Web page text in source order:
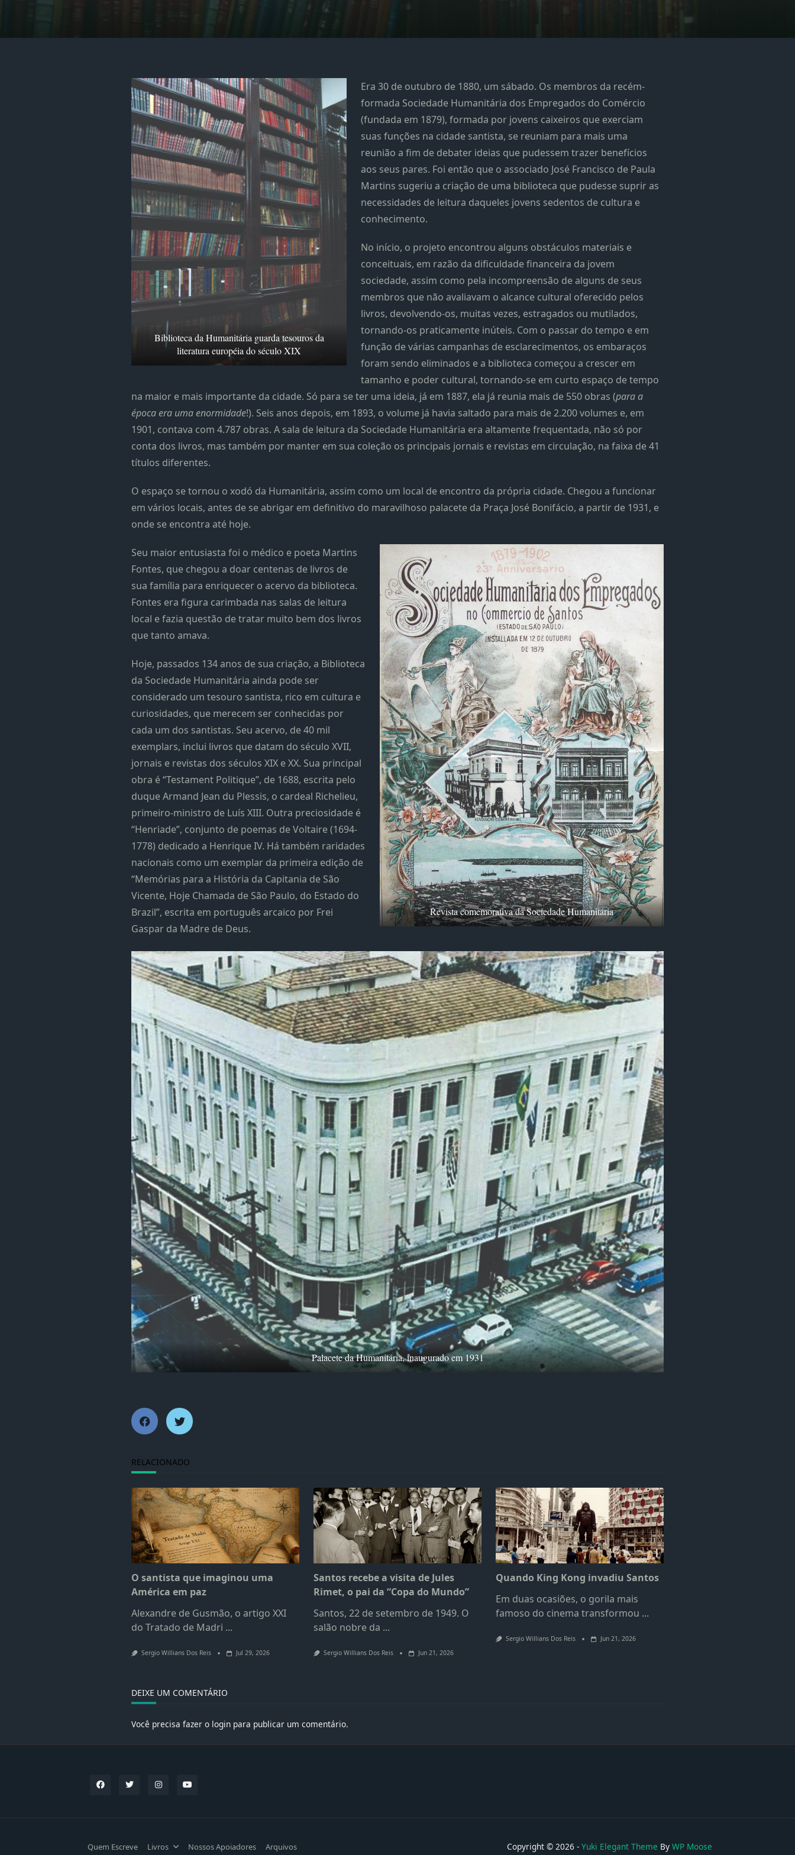
Biblioteca da Humanitária guarda tesouros da
literatura européia do século XIX
Era 30 de outubro de 1880, um sábado. Os membros da recém-
formada Sociedade Humanitária dos Empregados do Comércio
(fundada em 1879), formada por jovens caixeiros que exerciam
suas funções na cidade santista, se reuniam para mais uma
reunião a fim de debater ideias que pudessem trazer benefícios
aos seus pares. Foi então que o associado José Francisco de Paula
Martins sugeriu a criação de uma biblioteca que pudesse suprir as
necessidades de leitura daqueles jovens sedentos de cultura e
conhecimento.
No início, o projeto encontrou alguns obstáculos materiais e
conceituais, em razão da dificuldade financeira da jovem
sociedade, assim como pela incompreensão de alguns de seus
membros que não avaliavam o alcance cultural oferecido pelos
livros, devolvendo-os, muitas vezes, estragados ou mutilados,
tornando-os praticamente inúteis. Com o passar do tempo e em
função de várias campanhas de esclarecimentos, os embaraços
foram sendo eliminados e a biblioteca começou a crescer em
tamanho e poder cultural, tornando-se em curto espaço de tempo
na maior e mais importante da cidade. Só para se ter uma ideia, já em 1887, ela já reunia mais de 550 obras (para a
época era uma enormidade!). Seis anos depois, em 1893, o volume já havia saltado para mais de 2.200 volumes e, em
1901, contava com 4.787 obras. A sala de leitura da Sociedade Humanitária era altamente frequentada, não só por
conta dos livros, mas também por manter em sua coleção os principais jornais e revistas em circulação, na faixa de 41
títulos diferentes.
O espaço se tornou o xodó da Humanitária, assim como um local de encontro da própria cidade. Chegou a funcionar
em vários locais, antes de se abrigar em definitivo do maravilhoso palacete da Praça José Bonifácio, a partir de 1931, e
onde se encontra até hoje.
Revista comemorativa da Sociedade Humanitária
Seu maior entusiasta foi o médico e poeta Martins
Fontes, que chegou a doar centenas de livros de
sua família para enriquecer o acervo da biblioteca.
Fontes era figura carimbada nas salas de leitura
local e fazia questão de tratar muito bem dos livros
que tanto amava.
Hoje, passados 134 anos de sua criação, a Biblioteca
da Sociedade Humanitária ainda pode ser
considerado um tesouro santista, rico em cultura e
curiosidades, que merecem ser conhecidas por
cada um dos santistas. Seu acervo, de 40 mil
exemplars, inclui livros que datam do século XVII,
jornais e revistas dos séculos XIX e XX. Sua principal
obra é “Testament Politique”, de 1688, escrita pelo
duque Armand Jean du Plessis, o cardeal Richelieu,
primeiro-ministro de Luís XIII. Outra preciosidade é
“Henriade”, conjunto de poemas de Voltaire (1694-
1778) dedicado a Henrique IV. Há também raridades
nacionais como um exemplar da primeira edição de
“Memórias para a História da Capitania de São
Vicente, Hoje Chamada de São Paulo, do Estado do
Brazil”, escrita em português arcaico por Frei
Gaspar da Madre de Deus.
Palacete da Humanitária, inaugurado em 1931
RELACIONADO
O santista que imaginou uma
América em paz
Alexandre de Gusmão, o artigo XXI
do Tratado de Madri ...
Sergio Willians Dos Reis Jul 29, 2026
Santos recebe a visita de Jules
Rimet, o pai da “Copa do Mundo”
Santos, 22 de setembro de 1949. O
salão nobre da ...
Sergio Willians Dos Reis Jun 21, 2026
Quando King Kong invadiu Santos
Em duas ocasiões, o gorila mais
famoso do cinema transformou ...
Sergio Willians Dos Reis Jun 21, 2026
DEIXE UM COMENTÁRIO
Você precisa fazer o login para publicar um comentário.
Quem Escreve Livros Nossos Apoiadores Arquivos Copyright © 2026 - Yuki Elegant Theme By WP Moose